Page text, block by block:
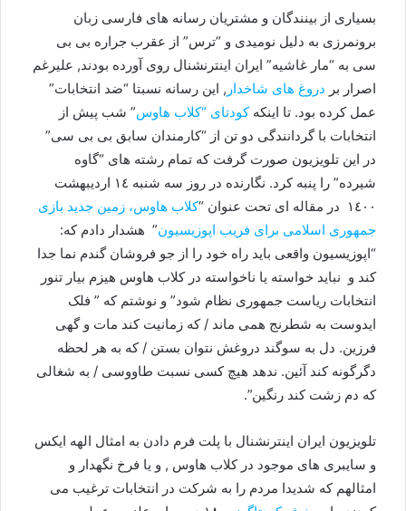
بسیاری از بینندگان و مشتریان رسانه های فارسی زبان
برونمرزی به دلیل نومیدی و “ترس” از عقرب جراره بی بی
سی به “مار غاشیه” ایران اینترنشنال روی آورده بودند, علیرغم
اصرار بر دروغ های شاخدار , این رسانه نسبتا “ضد انتخابات”
عمل کرده بود. تا اینکهکودتای “کلاب هاوس” شب پیش از
انتخابات با گردانندگی دو تن از “کارمندان سابق بی بی سی”
در این تلویزیون صورت گرفت که تمام رشته های “گاوه
شیرده” را پنبه کرد. نگارنده در روز سه شنبه ١٤ اردیبهشت
١٤٠٠ در مقاله ای تحت عنوان “
کلاب هاوس، زمین جدید بازی
جمهوری اسلامی برای فریب اپوزیسیون” هشدار دادم که:
“اپوزیسیون واقعی باید راه خود را از جو فروشان گندم نما جدا
کند و نباید خواسته یا ناخواسته در کلاب هاوس هیزم بیار تنور
انتخابات ریاست جمهوری نظام شود” و نوشتم که ” فلک
ایدوست به شطرنج همی ماند / که زمانیت کند مات و گهی
فرزین. دل به سوگند دروغش نتوان بستن / که به هر لحظه
دگرگونه کند آئین. ندهد هیچ کسی نسبت طاووسی / به شغالی
که دم زشت کند رنگین”.
تلویزیون ایران اینترنشنال با پلت فرم دادن به امثال الهه ایکس
و سایبری های موجود در کلاب هاوس , و یا فرخ نگهدار و
امثالهم که شدیدا مردم را به شرکت در انتخابات ترغیب می